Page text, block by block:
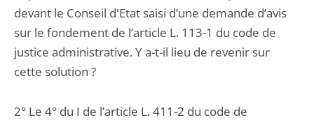
devant le Conseil d'Etat saisi d’une demande d’avis
sur le fondement de l’article L. 113-1 du code de
justice administrative. Y a-t-il lieu de revenir sur
cette solution ?
2° Le 4° du I de l’article L. 411-2 du code de